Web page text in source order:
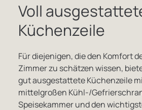
Voll
Küchenzeile
Für diejenigen, die den Komfort
Zimmer zu schätzen wissen,
gut ausgestattete Küchenzeile
mittelgroßen Kühl-/
Speisekammer und den